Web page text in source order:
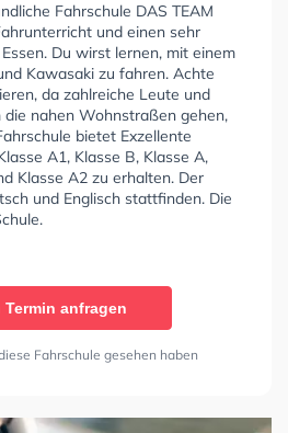
Fahrschule DAS TEAM
und einen sehr
Du wirst lernen, mit einem
Kawasaki zu fahren. Achte
da zahlreiche Leute und
nahen Wohnstraßen gehen,
bietet Exzellente
A1, Klasse B, Klasse A,
Klasse A2 zu erhalten. Der
und Englisch stattfinden. Die
Termin anfragen
Fahrschule gesehen haben